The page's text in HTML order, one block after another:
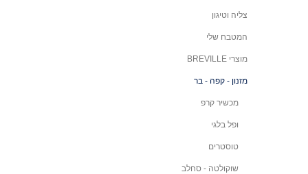
צליה וטיגון
המטבח שלי
מוצרי BREVILLE
מזנון - קפה - בר
מכשיר קרפ
ופל בלגי
טוסטרים
שוקולטה - סחלב